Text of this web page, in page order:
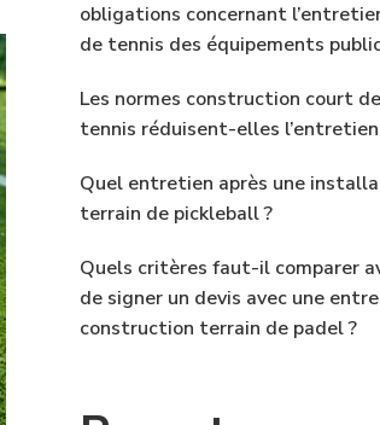
obligations concernant
de tennis des équipements
Les normes construction court de
tennis réduisent-elles l’entretien
Quel entretien après une
terrain de pickleball ?
Quels critères faut-il comparer
de signer un devis avec une
construction terrain de padel ?